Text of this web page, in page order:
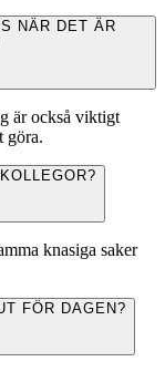
NÄR DET ÄR
är också viktigt
göra.
knasiga saker
FÖR DAGEN?